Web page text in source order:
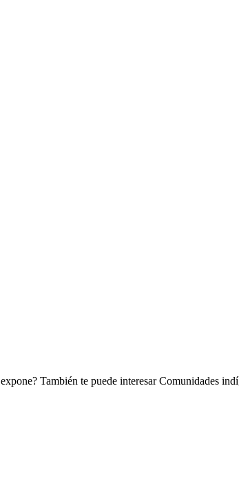
También te puede interesar Comunidades